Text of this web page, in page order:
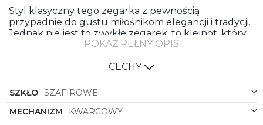
Styl klasyczny tego zegarka z pewnością
przypadnie do gustu miłośnikom elegancji i tradycji.
Jednak nie jest to zwykłe zegarek, to klejnot, który
łączy w sobie najnowocześniejsze technologie z
meshowej, czyli stal, nadaje mu solidności i trwałości,
Koperta tego zegarka również wykonana jest ze
stali, co gwarantuje długą żywotność i odporność na
uszkodzenia. Kolorystyka zegarka to eleganckie
POKAŻ PEŁNY OPIS
CECHY
SZKŁO SZAFIROWE
MECHANIZM
KWARCOWY